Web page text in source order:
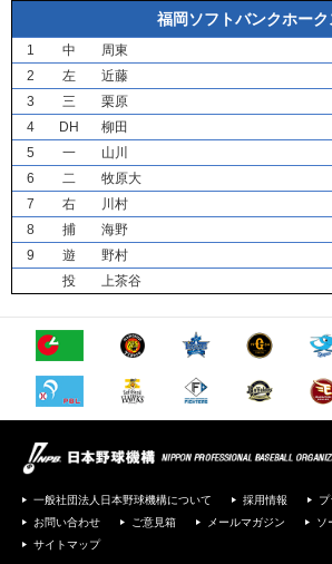
福岡ソフトバンクホーク
1 中
周東
2
左
近藤
3
三
栗原
4
DH
柳田
5
一
山川
6
二
牧原大
7
右
川村
8
捕
海野
9
遊
野村
投
上茶谷
一般社団法人日本野球機構について 採用情報
お問い合わせ
ご意見箱 メールマガジン
ソ
サイトマップ